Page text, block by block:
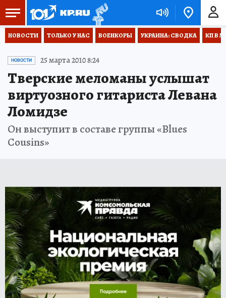
НОВОСТИ ТОЛЬКО У НАС ВОЕНКОРЫ УКРАИНА: СВОДКА КП В
НОВОСТИ 25 марта 2010 8:24
Тверские меломаны услышат
виртуозного гитариста Левана
Ломидзе
Он выступит в составе группы «Blues
Cousins»